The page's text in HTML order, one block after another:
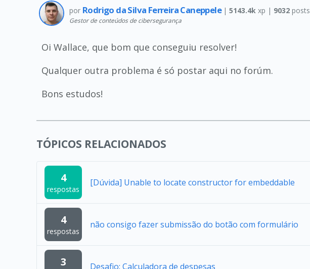
por Rodrigo da Silva Ferreira Caneppele |5143.4k xp | 9032 posts
Gestor de conteúdos de cibersegurança
Oi Wallace, que bom que conseguiu resolver!
Qualquer outra problema é só postar aqui no forúm.
Bons estudos!
TÓPICOS RELACIONADOS
4
respostas
[Dúvida] Unable to locate constructor for embeddable
4
respostas
não consigo fazer submissão do botão com formulário
3 Desafio: Calculadora de despesas